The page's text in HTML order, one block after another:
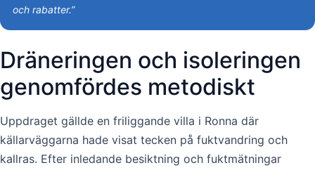
och rabatter.”
Dräneringen och isoleringen
genomfördes metodiskt
Uppdraget gällde en friliggande villa i Ronna där
källarväggarna hade visat tecken på fuktvandring och
kallras. Efter inledande besiktning och fuktmätningar